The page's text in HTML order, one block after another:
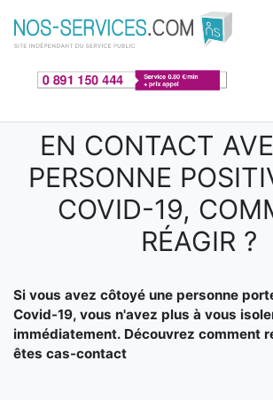
Aller au contenu principal
EN CONTACT
PERSONNE
COVID-19,
RÉAGIR ?
Si vous avez côtoyé une personne
Covid-19, vous n'avez plus à vous
immédiatement. Découvrez comment
êtes cas-contact